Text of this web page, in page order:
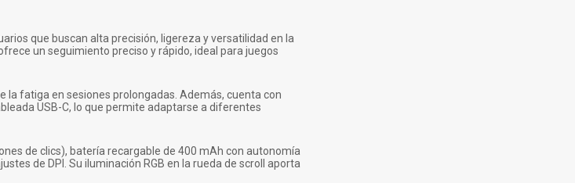
que buscan alta precisión, ligereza y versatilidad en la
un seguimiento preciso y rápido, ideal para juegos
la fatiga en sesiones prolongadas. Además, cuenta con
USB-C, lo que permite adaptarse a diferentes
de clics), batería recargable de 400 mAh con autonomía
de DPI. Su iluminación RGB en la rueda de scroll aporta